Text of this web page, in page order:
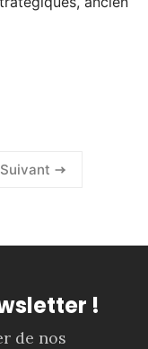
Suivant
!
de nos